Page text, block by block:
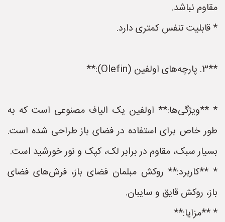
مقاوم نباشد.
* قابلیت تنفس کمتری دارد.
**3. پارچه‌های اولفین (Olefin):**
* **ویژگی‌ها:** اولفین یک الیاف مصنوعی است که به
طور خاص برای استفاده در فضای باز طراحی شده است.
بسیار سبک، مقاوم در برابر لک، کپک و نور خورشید است.
* **کاربرد:** روکش مبلمان فضای باز، فرش‌های فضای
باز، روکش قایق و سایبان.
* **مزایا:**